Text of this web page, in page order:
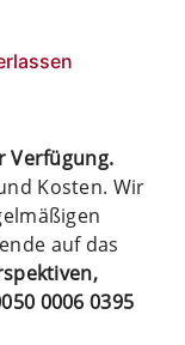
Verfügung.
Kosten. Wir
auf das
0006 0395